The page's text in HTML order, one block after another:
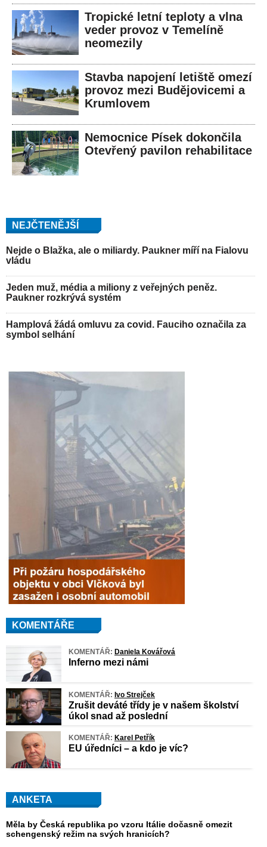
Tropické letní teploty a vlna
veder provoz v Temelíně
neomezily
Stavba napojení letiště omezí
provoz mezi Budějovicemi a
Krumlovem
Nemocnice Písek dokončila
Otevřený pavilon rehabilitace
NEJČTENĚJŠÍ
Nejde o Blažka, ale o miliardy. Paukner míří na Fialovu
vládu
Jeden muž, média a miliony z veřejných peněz.
Paukner rozkrývá systém
Hamplová žádá omluvu za covid. Fauciho označila za
symbol selhání
KOMENTÁŘE
KOMENTÁŘ: Daniela Kovářová
Inferno mezi námi
KOMENTÁŘ: Ivo Strejček
Zrušit deváté třídy je v našem školství
úkol snad až poslední
KOMENTÁŘ: Karel Petřík
EU úředníci – a kdo je víc?
ANKETA
Měla by Česká republika po vzoru Itálie dočasně omezit
schengenský režim na svých hranicích?